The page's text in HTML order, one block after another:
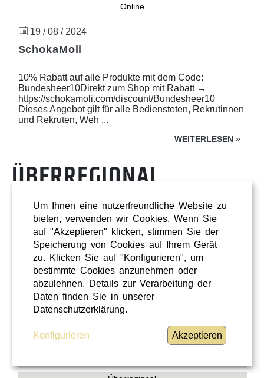
Online
19 / 08 / 2024
SchokaMoli
10% Rabatt auf alle Produkte mit dem Code:
Bundesheer10Direkt zum Shop mit Rabatt →
https://schokamoli.com/discount/Bundesheer10
Dieses Angebot gilt für alle Bediensteten, Rekrutinnen
und Rekruten, Weh ...
WEITERLESEN »
ÜBERREGIONAL
Um Ihnen eine nutzerfreundliche Website zu
bieten, verwenden wir Cookies. Wenn Sie
auf "Akzeptieren" klicken, stimmen Sie der
Speicherung von Cookies auf Ihrem Gerät
zu. Klicken Sie auf "Konfigurieren", um
bestimmte Cookies anzunehmen oder
abzulehnen. Details zur Verarbeitung der
Daten finden Sie in unserer
Datenschutzerklärung.
Konfigurieren Akzeptieren